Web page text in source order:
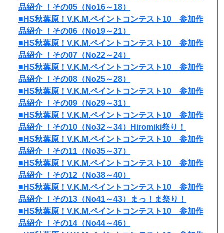
品紹介 ！その05（No16～18）
■HS秋葉原！V.K.M.ペイントコンテスト10 参加作
品紹介 ！その06（No19～21）
■HS秋葉原！V.K.M.ペイントコンテスト10 参加作
品紹介 ！その07（No22～24）
■HS秋葉原！V.K.M.ペイントコンテスト10 参加作
品紹介 ！その08（No25～28）
■HS秋葉原！V.K.M.ペイントコンテスト10 参加作
品紹介 ！その09（No29～31）
■HS秋葉原！V.K.M.ペイントコンテスト10 参加作
品紹介 ！その10（No32～34）Hiromiki祭り！
■HS秋葉原！V.K.M.ペイントコンテスト10 参加作
品紹介 ！その11（No35～37）
■HS秋葉原！V.K.M.ペイントコンテスト10 参加作
品紹介 ！その12（No38～40）
■HS秋葉原！V.K.M.ペイントコンテスト10 参加作
品紹介 ！その13（No41～43）まっ！ま祭り！
■HS秋葉原！V.K.M.ペイントコンテスト10 参加作
品紹介 ！その14（No44～46）